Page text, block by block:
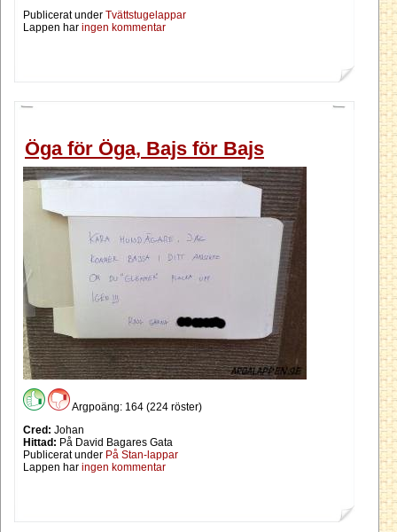
Publicerat under Tvättstugelappar
Lappen har ingen kommentar
Öga för Öga, Bajs för Bajs
Argpoäng: 164 (224 röster)
Cred: Johan
Hittad: På David Bagares Gata
Publicerat under På Stan-lappar
Lappen har ingen kommentar